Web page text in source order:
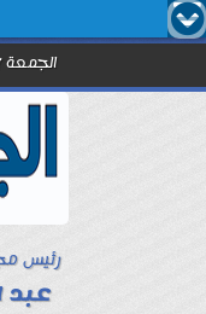
الجمعة 7 أغسطس 2026
رئيس
عبد